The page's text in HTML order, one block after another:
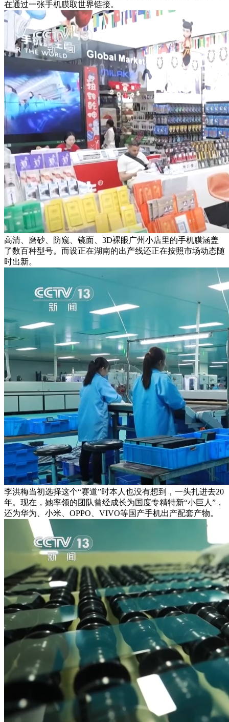
在通过一张手机膜取世界链接。
高清、磨砂、防窥、镜面、3D裸眼广州小店里的手机膜涵盖
了数百种型号。而设正在湖南的出产线还正在按照市场动态随
时出新。
李洪梅当初选择这个“赛道”时本人也没有想到，一头扎进去20
年。现在，她率领的团队曾经成长为国度专精特新“小巨人”，
还为华为、小米、OPPO、VIVO等国产手机出产配套产物。